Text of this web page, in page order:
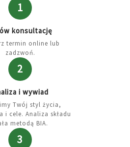
1
konsultację
termin online lub
zadzwoń.
2
i wywiad
Twój styl życia,
i cele. Analiza składu
metodą BIA.
3